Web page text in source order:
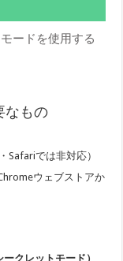
ードを使用する
なもの
Safariでは非対応）
Chromeウェブストアか
クレットモード）